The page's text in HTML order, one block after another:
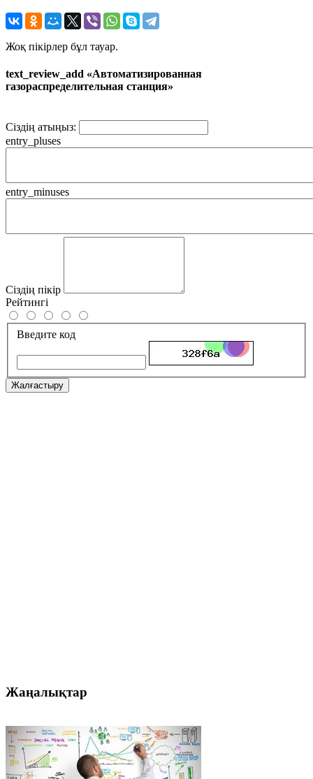
Жоқ пікірлер бұл тауар.
text_review_add «Автоматизированная
газораспределительная станция»
Сіздің атыңыз:
entry_pluses
entry_minuses
Сіздің пікір
Рейтингі
Введите код
Жалғастыру
Жаңалықтар